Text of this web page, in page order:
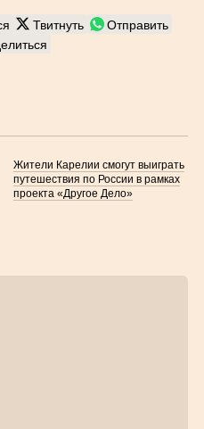
Твитнуть
Отправить
Жители Карелии смогут выиграть
путешествия по России в рамках
проекта «Другое Дело»